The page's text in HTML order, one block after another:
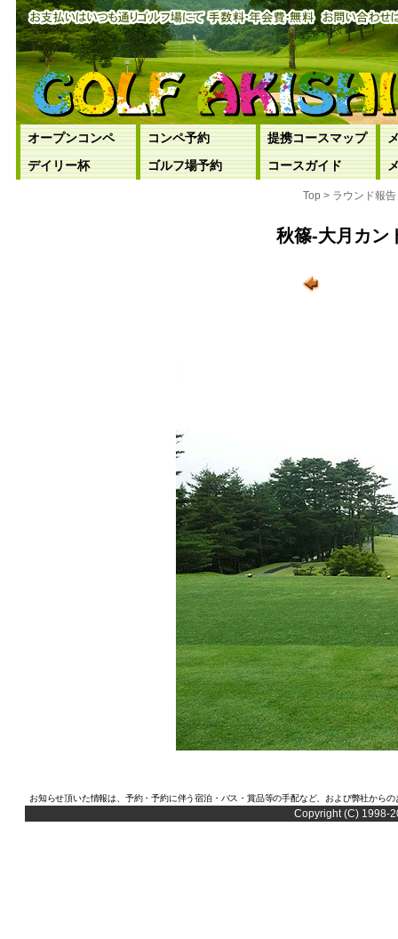
オープンコンペ コンペ予約 提携コースマップ
デイリー杯 ゴルフ場予約 コースガイド
Top > ラウンド報
秋篠-大月カン
お知らせ頂いた情報は、予約・予約に伴う宿泊・バス・賞品等の手配など、および弊社から
Copyright (C) 1998-